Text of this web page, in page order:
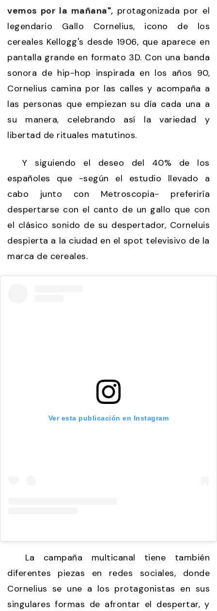
vemos por la mañana", protagonizada por el
legendario Gallo Cornelius, icono de los
cereales Kellogg's desde 1906, que aparece en
pantalla grande en formato 3D. Con una banda
sonora de hip-hop inspirada en los años 90,
Cornelius camina por las calles y acompaña a
las personas que empiezan su día cada una a
su manera, celebrando así la variedad y
libertad de rituales matutinos.
Y siguiendo el deseo del 40% de los
españoles que -según el estudio llevado a
cabo junto con Metroscopia- preferiría
despertarse con el canto de un gallo que con
el clásico sonido de su despertador, Corneluis
despierta a la ciudad en el spot televisivo de la
marca de cereales.
Ver esta publicación en Instagram
La campaña multicanal tiene también
diferentes piezas en redes sociales, donde
Cornelius se une a los protagonistas en sus
singulares formas de afrontar el despertar, y